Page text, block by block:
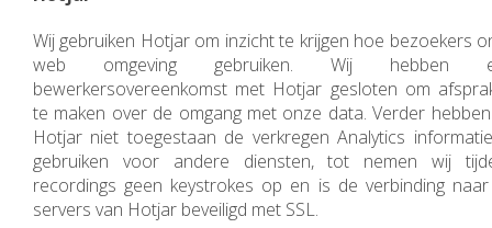
Wij gebruiken Hotjar om inzicht te krijgen hoe bezoekers
web omgeving gebruiken. Wij hebben
bewerkersovereenkomst met Hotjar gesloten om
te maken over de omgang met onze data. Verder
Hotjar niet toegestaan de verkregen Analytics
gebruiken voor andere diensten, tot nemen wij
recordings geen keystrokes op en is de verbinding
servers van Hotjar beveiligd met SSL.